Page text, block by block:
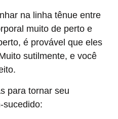
na linha tênue entre
muito de perto e
é provável que eles
sutilmente, e você
para tornar seu
sucedido: